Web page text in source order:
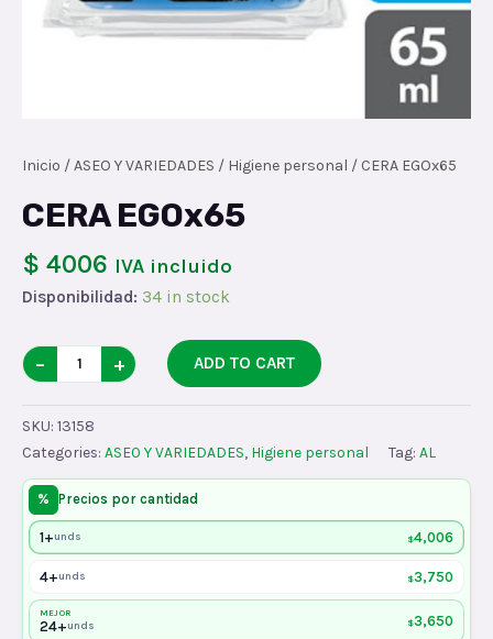
Inicio /ASEO Y VARIEDADES / Higiene personal / CERA EGOx65
CERA EGOx65
$ 4006 IVA incluido
Disponibilidad: 34 in stock
CERA
EGOx65
quantity
− + ADD TO CART
SKU: 13158
Categories: ASEO Y VARIEDADES, Higiene personal Tag: AL
% Precios por cantidad
1+unds $4,006
4+unds $3,750
MEJOR
24+unds $3,650